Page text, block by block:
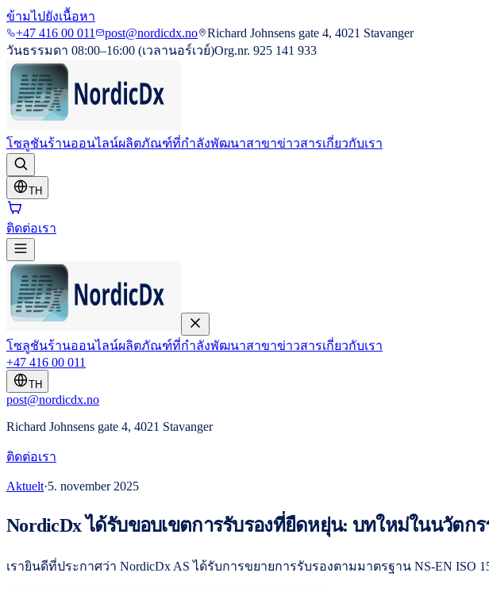
ข้ามไปยังเนื้อหา
+47 416 00 011
post@nordicdx.no
Richard Johnsens gate 4, 4021 Stavanger
วันธรรมดา 08:00–16:00 (เวลานอร์เวย์)Org.nr. 925 141 933
โซลูชันร้านออนไลน์ผลิตภัณฑ์ที่กำลังพัฒนาสาขาข่าวสารเกี่ยวกับเรา
TH
ติดต่อเรา
โซลูชันร้านออนไลน์ผลิตภัณฑ์ที่กำลังพัฒนาสาขาข่าวสารเกี่ยวกับเรา
+47 416 00 011
TH
post@nordicdx.no
Richard Johnsens gate 4, 4021 Stavanger
ติดต่อเรา
Aktuelt·5. november 2025
NordicDx ได้รับขอบเขตการรับรองที่ยืดหยุ่น: บทใหม่ในนวัตก
เรายินดีที่ประกาศว่า NordicDx AS ได้รับการขยายการรับรองตามมาตรฐาน NS-EN ISO